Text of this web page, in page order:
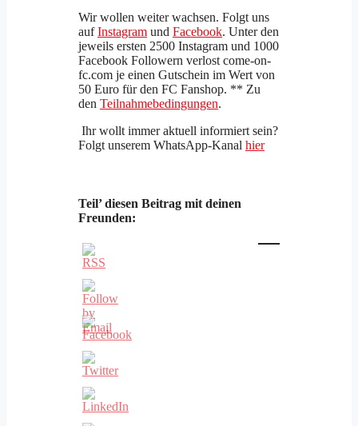
Wir wollen weiter wachsen. Folgt uns
aufInstagram und Facebook. Unter den
jeweils ersten 2500 Instagram und 1000
Facebook Followern verlost come-on-
fc.com je einen Gutschein im Wert von
50 Euro für den FC Fanshop. ** Zu
den Teilnahmebedingungen.
Ihr wollt immer aktuell informiert sein?
Folgt unserem WhatsApp-Kanal hier
Teil’ diesen Beitrag mit deinen
Freunden: